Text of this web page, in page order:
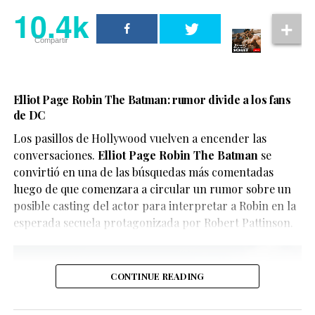
inéditas entre personajes de franquicias famosas,
aunque también han abierto el debate sobre la
necesidad de identificar claramente este tipo de
En este caso, el objetivo del video parece ser
únicamente divertir a los seguidores de X-Men, quienes
han convertido el clip en uno de los contenidos virales
del momento.
10.4k
Compartir
Elliot Page Robin The Batman: rumor divide a los fans
de DC
Los pasillos de Hollywood vuelven a encender las
conversaciones. Elliot Page Robin The Batman se
convirtió en una de las búsquedas más comentadas
luego de que comenzara a circular un rumor sobre un
posible casting del actor para interpretar a Robin en la
esperada secuela protagonizada por Robert Pattinson.
CONTINUE READING